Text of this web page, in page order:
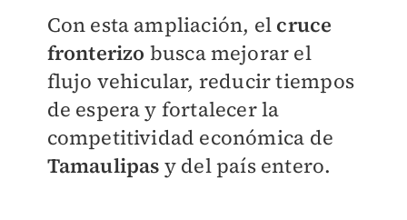
Con esta ampliación, el cruce
fronterizo busca mejorar el
flujo vehicular, reducir tiempos
de espera y fortalecer la
competitividad económica de
Tamaulipas y del país entero.